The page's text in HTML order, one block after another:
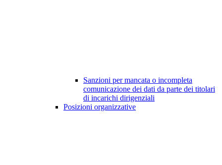
Sanzioni per mancata o incompleta
comunicazione dei dati da parte dei titolari
di incarichi dirigenziali
Posizioni organizzative